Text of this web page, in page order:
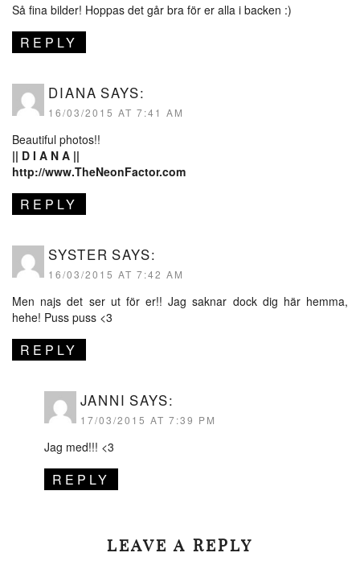
Så fina bilder! Hoppas det går bra för er alla i backen :)
REPLY
DIANA SAYS:
16/03/2015 AT 7:41 AM
Beautiful photos!!
|| D I A N A ||
http://www.TheNeonFactor.com
REPLY
SYSTER SAYS:
16/03/2015 AT 7:42 AM
Men najs det ser ut för er!! Jag saknar dock dig här hemma,
hehe! Puss puss <3
REPLY
JANNI SAYS:
17/03/2015 AT 7:39 PM
Jag med!!! <3
REPLY
LEAVE A REPLY